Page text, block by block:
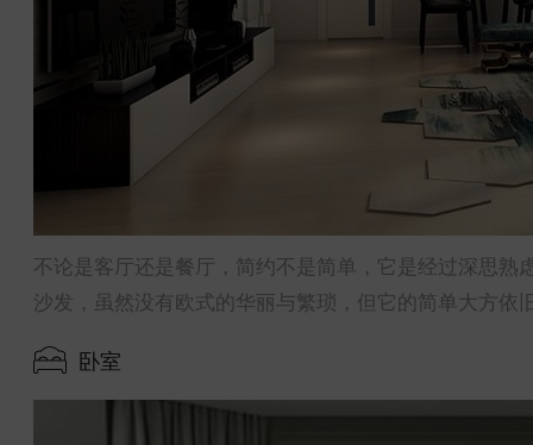
不论是客厅还是餐厅，简约不是简单，它是经过深思
沙发，虽然没有欧式的华丽与繁琐，但它的简单大方依
卧室